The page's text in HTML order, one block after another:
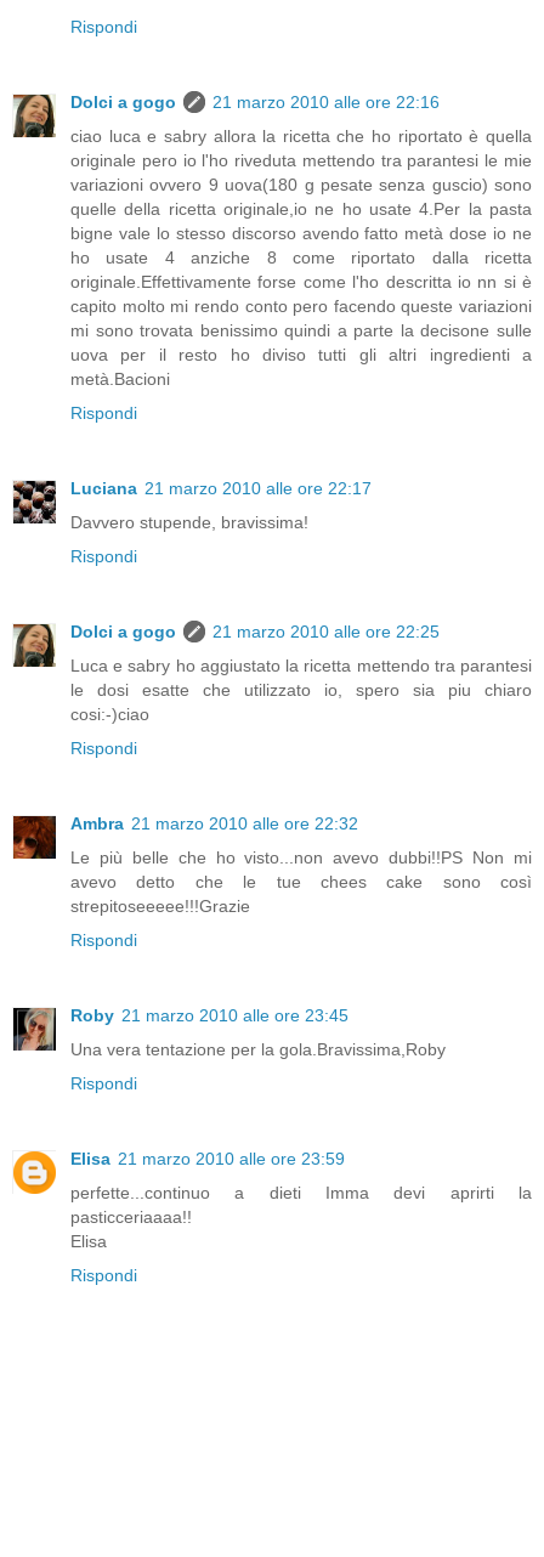
Rispondi
Dolci a gogo
21 marzo 2010 alle ore 22:16
ciao luca e sabry allora la ricetta che ho riportato è quella
originale pero io l'ho riveduta mettendo tra parantesi le mie
variazioni ovvero 9 uova(180 g pesate senza guscio) sono
quelle della ricetta originale,io ne ho usate 4.Per la pasta
bigne vale lo stesso discorso avendo fatto metà dose io ne
ho usate 4 anziche 8 come riportato dalla ricetta
originale.Effettivamente forse come l'ho descritta io nn si è
capito molto mi rendo conto pero facendo queste variazioni
mi sono trovata benissimo quindi a parte la decisone sulle
uova per il resto ho diviso tutti gli altri ingredienti a
metà.Bacioni
Rispondi
Luciana 21 marzo 2010 alle ore 22:17
Davvero stupende, bravissima!
Rispondi
Dolci a gogo
21 marzo 2010 alle ore 22:25
Luca e sabry ho aggiustato la ricetta mettendo tra parantesi
le dosi esatte che utilizzato io, spero sia piu chiaro
cosi:-)ciao
Rispondi
Ambra 21 marzo 2010 alle ore 22:32
Le più belle che ho visto...non avevo dubbi!!PS Non mi
avevo detto che le tue chees cake sono così
strepitoseeeee!!!Grazie
Rispondi
Roby 21 marzo 2010 alle ore 23:45
Una vera tentazione per la gola.Bravissima,Roby
Rispondi
Elisa 21 marzo 2010 alle ore 23:59
perfette...continuo a dieti Imma devi aprirti la
pasticceriaaaa!!
Elisa
Rispondi